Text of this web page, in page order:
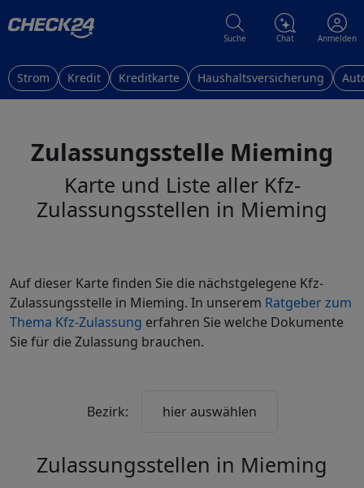
Suche Chat Anmelden
Strom Kredit Kreditkarte Haushaltsversicherung
Zulassungsstelle Mieming
Karte und Liste aller Kfz-
Zulassungsstellen in Mieming
Auf dieser Karte finden Sie die nächstgelegene Kfz-
Zulassungsstelle in Mieming. In unserem Ratgeber zum
Thema Kfz-Zulassung erfahren Sie welche Dokumente
Sie für die Zulassung brauchen.
Bezirk: hier auswählen
Zulassungsstellen in Mieming